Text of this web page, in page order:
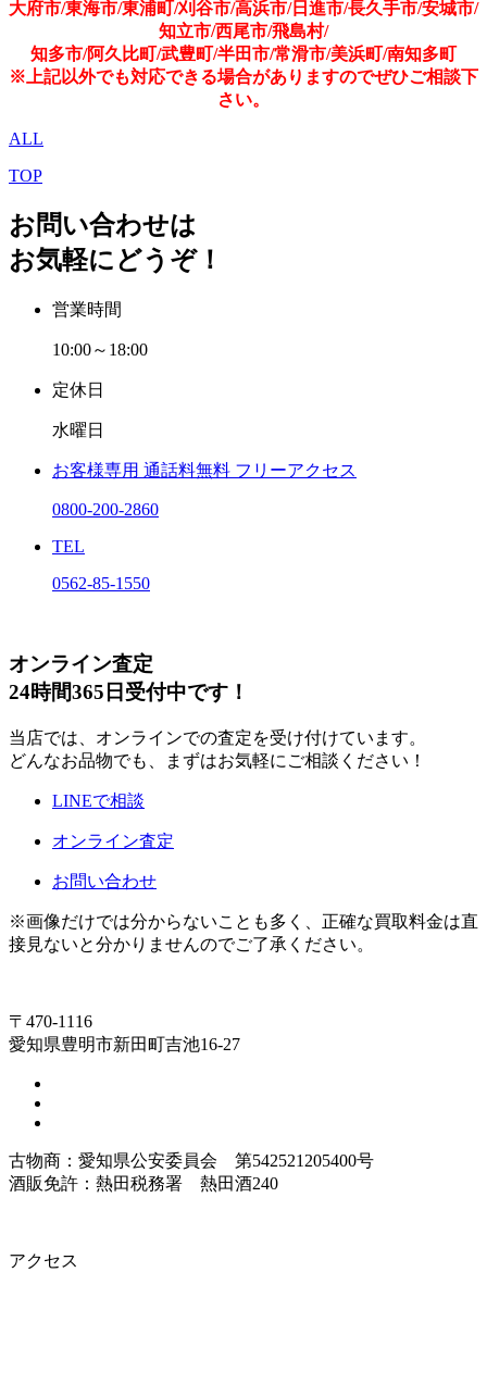
大府市/東海市/東浦町/刈谷市/高浜市/日進市/長久手市/安城市/
知立市/西尾市/飛島村/
知多市/阿久比町/武豊町/半田市/常滑市/美浜町/南知多町
※上記以外でも対応できる場合がありますのでぜひご相談下
さい。
ALL
TOP
お問い合わせは
お気軽にどうぞ！
営業時間
10:00～18:00
定休日
水曜日
お客様専用 通話料無料 フリーアクセス
0800-200-2860
TEL
0562-85-1550
オンライン査定
24時間365日受付中です！
当店では、オンラインでの査定を受け付けています。
どんなお品物でも、まずはお気軽にご相談ください！
LINEで相談
オンライン査定
お問い合わせ
※画像だけでは分からないことも多く、正確な買取料金は直
接見ないと分かりませんのでご了承ください。
〒470-1116
愛知県豊明市新田町吉池16-27
古物商：愛知県公安委員会 第542521205400号
酒販免許：熱田税務署 熱田酒240
アクセス